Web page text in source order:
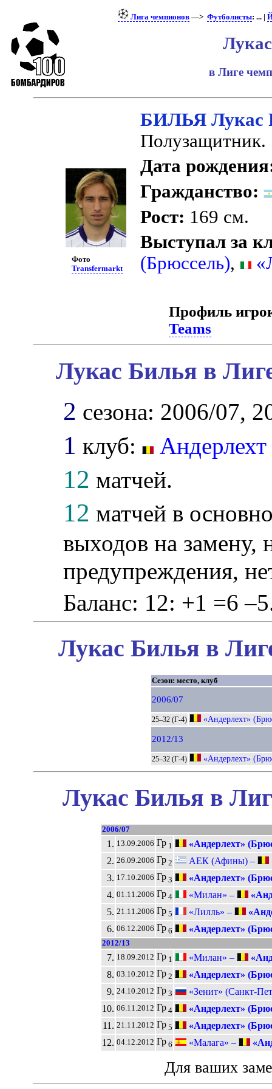
Лига чемпионов—> Футболисты: ... |
в Лиге
Фото
Transfermarkt
БИЛЬЯ Лукас
Полузащитник.
Дата
Гражданство:
Рост: 169 см.
Выступал за
(Брюссель),
Профиль
Teams
Лукас Билья в
2 сезона: 2006/07,
1 клуб: Андерлехт
12 матчей.
12 матчей в
выходов на замену,
предупреждения,
Баланс: 12: +1 =6
Лукас Билья в
Сезон: место, клуб
2006/07
25–32 (Г-4) «Андерлехт»
2012/13
25–32 (Г-4) «Андерлехт»
Лукас Билья в
2006/07
1. 13.09.2006 Гр 1
«Андерлехт»
2. 26.09.2006 Гр 2 АЕК (Афины) –
3. 17.10.2006 Гр 3
«Андерлехт»
4. 01.11.2006 Гр 4 «Милан» –
5. 21.11.2006 Гр 5 «Лилль» –
6. 06.12.2006 Гр 6 «Андерлехт»
2012/13
7. 18.09.2012 Гр 1 «Милан» –
8. 03.10.2012 Гр 2
«Андерлехт»
9. 24.10.2012 Гр 3
«Зенит» (Санкт-
10. 06.11.2012 Гр 4
«Андерлехт»
11. 21.11.2012 Гр 5
«Андерлехт»
12. 04.12.2012 Гр 6 «Малага» –
Для ваших